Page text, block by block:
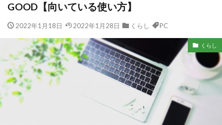
GOOD【向いている使い方】
2022年1月18日 2022年1月28日 くらし PC
くらし